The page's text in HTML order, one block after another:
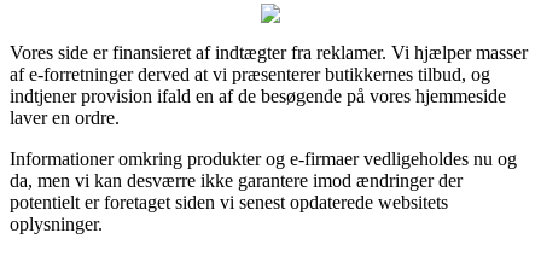
Vores side er finansieret af indtægter fra reklamer. Vi hjælper masser
af e-forretninger derved at vi præsenterer butikkernes tilbud, og
indtjener provision ifald en af de besøgende på vores hjemmeside
laver en ordre.
Informationer omkring produkter og e-firmaer vedligeholdes nu og
da, men vi kan desværre ikke garantere imod ændringer der
potentielt er foretaget siden vi senest opdaterede websitets
oplysninger.